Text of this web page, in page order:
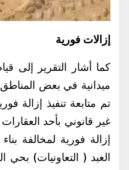
إزالات فورية
كما أشار التقرير إلى
ميدانية في بعض
تم متابعة تنفيذ إزالة
غير قانوني بأحد
إزالة فورية لمخالفة
العبد ( التعاونيات) بحي